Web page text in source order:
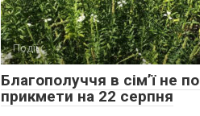
Події
Благополуччя в сім’ї не
прикмети на 22 серпня